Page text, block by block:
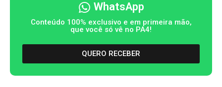
WhatsApp
Conteúdo 100% exclusivo e em primeira mão,
que você só vê no PA4!
QUERO RECEBER